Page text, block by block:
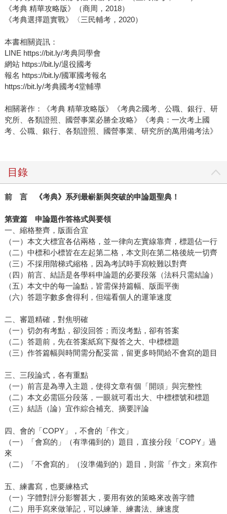
《考典 精華攻略版》（商周，2018）
《考典選擇題實戰》〈三民輔考，2020）
本書相關資訊：
LINE https://bit.ly/考典同學會
網站 https://bit.ly/退役國考
報名 https://bit.ly/國軍國考報名
https://bit.ly/考典國考4堂輔導
相關著作：《考典 精華攻略版》《考典2:國考、公職、銀行、研
究所、各類證照、國營事業必勝全攻略》《考典：一次考上國
考、公職、銀行、各類證照、國營事業、研究所的萬用備考法》
目錄
前 言 《考典》系列最嶄新與突破的申論題聖典！
第壹篇 申論題作答格式與要領
一、縮格整齊，版面合宜
（一）本文大標宜各佔兩格，並一律向左實線靠齊，標題佔一行
（二）中標和小標皆在左起第二格，本文則在第二格後統一切齊
（三）不採用階梯式縮格，因為考試時手寫較難以對齊
（四）前言、結語是各學科申論題的必要段落（法科只需結論）
（五）本文中的每一論點，皆需保持篇幅、版面平衡
（六）答題字數多會得利，但端看個人的運筆速度
二、審題精確，對焦明確
（一）切勿有考點，卻沒回答；而沒考點，卻有答案
（二）答題前，先在答案紙寫下擬答之大、中標標題
（三）作答篇幅與時間需分配妥當，留更多時間給不會寫的題目
三、三段論式，各有重點
（一）前言是為導入主題，使得文章有個「開頭」與完整性
（二）本文必需區分段落，一眼就可看出大、中標標號和標題
（三）結語（論）宜作綜合補充、摘要評論
四、會的「COPY」，不會的「作文」
（一）「會寫的」（有準備到的）題目，直接分段「COPY」過
來
（二）「不會寫的」（沒準備到的）題目，則當「作文」來寫作
五、練書寫，也要練格式
（一）字體對評分影響甚大，要用有效的策略來改善字體
（二）用手寫來做筆記，可以練筆、練書法、練速度